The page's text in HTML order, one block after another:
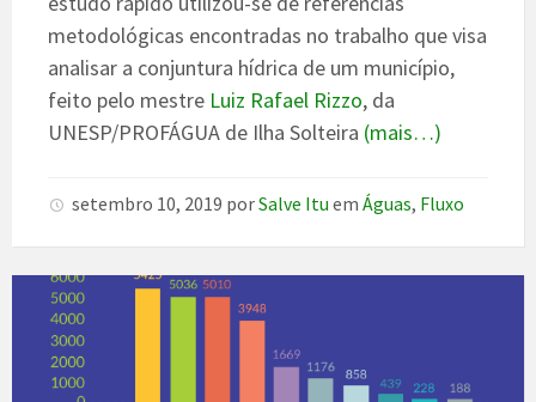
metodológicas encontradas no trabalho que visa
analisar a conjuntura hídrica de um município,
feito pelo mestre Luiz Rafael Rizzo, da
UNESP/PROFÁGUA de Ilha Solteira (mais…)
setembro 10, 2019 porSalve Itu em Águas, Fluxo